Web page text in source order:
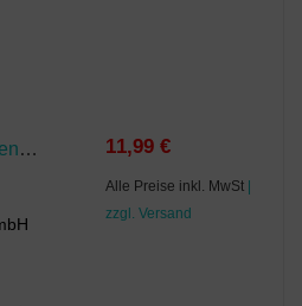
Der Lebensfreude-Taschenkalender 2027 11,99 €
Alle Preise inkl. MwSt |
zzgl. Versand